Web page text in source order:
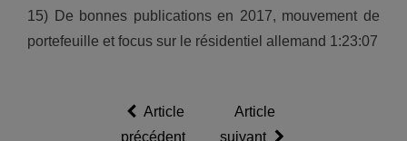
15) De bonnes publications en 2017, mouvement de
portefeuille et focus sur le résidentiel allemand 1:23:07
Article
précédent
Article
suivant